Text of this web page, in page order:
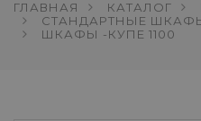
ГЛАВНАЯ КАТАЛОГ
СТАНДАРТНЫЕ
ШКАФЫ -КУПЕ 1100